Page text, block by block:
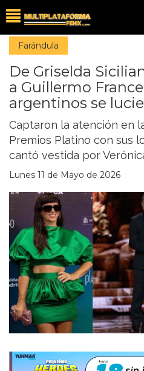
Farándula
De Griselda
a Guillermo
argentinos se
Captaron la atención en
Premios Platino con sus
cantó vestida por
Lunes 11 de Mayo de 2026